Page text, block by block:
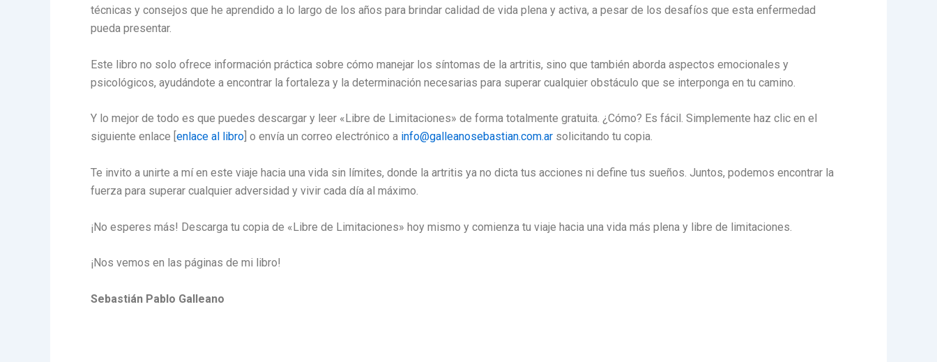
técnicas y consejos que he aprendido a lo largo de los años para brindar calidad de vida plena y activa, a pesar de los desafíos que esta enfermedad
pueda presentar.
Este libro no solo ofrece información práctica sobre cómo manejar los síntomas de la artritis, sino que también aborda aspectos emocionales y
psicológicos, ayudándote a encontrar la fortaleza y la determinación necesarias para superar cualquier obstáculo que se interponga en tu camino.
Y lo mejor de todo es que puedes descargar y leer «Libre de Limitaciones» de forma totalmente gratuita. ¿Cómo? Es fácil. Simplemente haz clic en el
siguiente enlace [ enlace al libro ] o envía un correo electrónico a info@galleanosebastian.com.ar solicitando tu copia.
Te invito a unirte a mí en este viaje hacia una vida sin límites, donde la artritis ya no dicta tus acciones ni define tus sueños. Juntos, podemos encontrar la
fuerza para superar cualquier adversidad y vivir cada día al máximo.
¡No esperes más! Descarga tu copia de «Libre de Limitaciones» hoy mismo y comienza tu viaje hacia una vida más plena y libre de limitaciones.
¡Nos vemos en las páginas de mi libro!
Sebastián Pablo Galleano